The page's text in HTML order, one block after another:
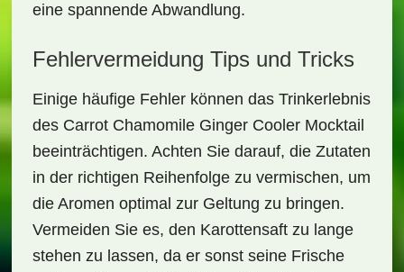
eine spannende Abwandlung.
Fehlervermeidung Tips und Tricks
Einige häufige Fehler können das Trinkerlebnis
des Carrot Chamomile Ginger Cooler Mocktail
beeinträchtigen. Achten Sie darauf, die Zutaten
in der richtigen Reihenfolge zu vermischen, um
die Aromen optimal zur Geltung zu bringen.
Vermeiden Sie es, den Karottensaft zu lange
stehen zu lassen, da er sonst seine Frische